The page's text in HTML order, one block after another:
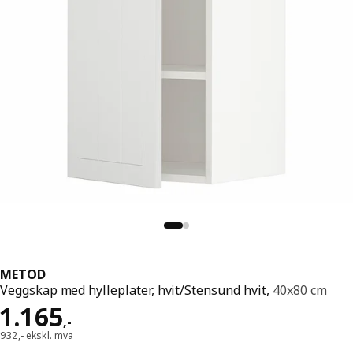
METOD
Veggskap med hylleplater, hvit/Stensund hvit, 40x80 cm
1.165,-
Pris 1165,-
932,- ekskl. mva